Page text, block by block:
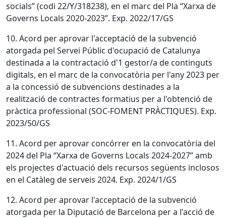
socials” (codi 22/Y/318238), en el marc del Pla “Xarxa de
Governs Locals 2020-2023”. Exp. 2022/17/GS
10. Acord per aprovar l'acceptació de la subvenció
atorgada pel Servei Públic d'ocupació de Catalunya
destinada a la contractació d'1 gestor/a de continguts
digitals, en el marc de la convocatòria per l'any 2023 per
a la concessió de subvencions destinades a la
realització de contractes formatius per a l'obtenció de
pràctica professional (SOC-FOMENT PRÀCTIQUES). Exp.
2023/50/GS
11. Acord per aprovar concórrer en la convocatòria del
2024 del Pla “Xarxa de Governs Locals 2024-2027” amb
els projectes d'actuació dels recursos següents inclosos
en el Catàleg de serveis 2024. Exp. 2024/1/GS
12. Acord per aprovar l'acceptació de la subvenció
atorgada per la Diputació de Barcelona per a l'acció de